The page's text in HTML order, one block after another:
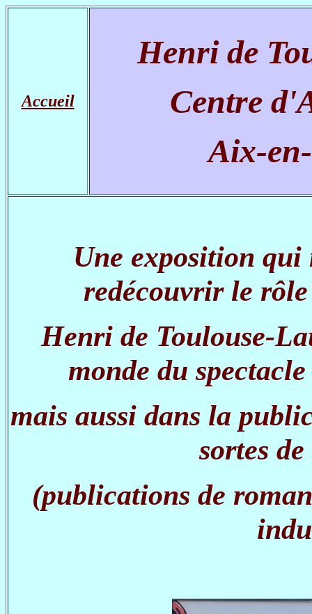
Accueil
Henri de
Centre
Aix-
Une exposition qui
redécouvrir le
Henri de Toulouse-
monde du
mais aussi dans la
sortes
(publications de